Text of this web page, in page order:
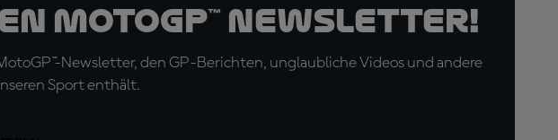
MotoGP™ Newsletter!
Newsletter, den GP-Berichten, unglaubliche Videos und andere
Sport enthält.